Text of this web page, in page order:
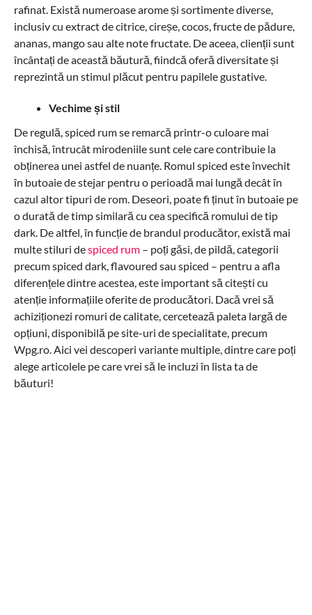
rafinat. Există numeroase arome și sortimente diverse,
inclusiv cu extract de citrice, cireșe, cocos, fructe de pădure,
ananas, mango sau alte note fructate. De aceea, clienții sunt
încântați de această băutură, fiindcă oferă diversitate și
reprezintă un stimul plăcut pentru papilele gustative.
Vechime și stil
De regulă, spiced rum se remarcă printr-o culoare mai
închisă, întrucât mirodeniile sunt cele care contribuie la
obținerea unei astfel de nuanțe. Romul spiced este învechit
în butoaie de stejar pentru o perioadă mai lungă decât în
cazul altor tipuri de rom. Deseori, poate fi ținut în butoaie pe
o durată de timp similară cu cea specifică romului de tip
dark. De altfel, în funcție de brandul producător, există mai
multe stiluri despiced rum– poți găsi, de pildă, categorii
precum spiced dark, flavoured sau spiced – pentru a afla
diferențele dintre acestea, este important să citești cu
atenție informațiile oferite de producători. Dacă vrei să
achiziționezi romuri de calitate, cercetează paleta largă de
opțiuni, disponibilă pe site-uri de specialitate, precum
Wpg.ro. Aici vei descoperi variante multiple, dintre care poți
alege articolele pe care vrei să le incluzi în lista ta de
băuturi!